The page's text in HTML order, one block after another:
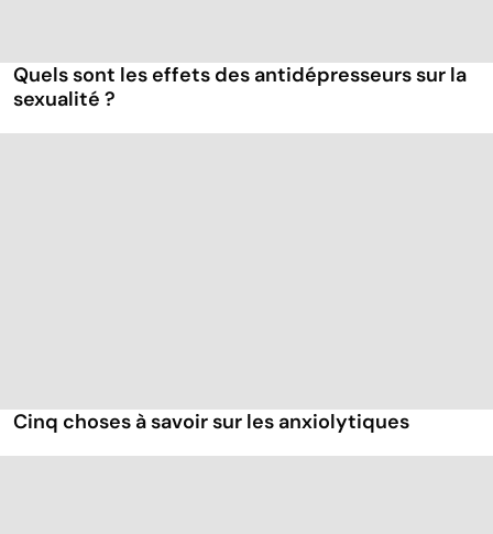
Quels sont les effets des antidépresseurs sur la
sexualité ?
Cinq choses à savoir sur les anxiolytiques